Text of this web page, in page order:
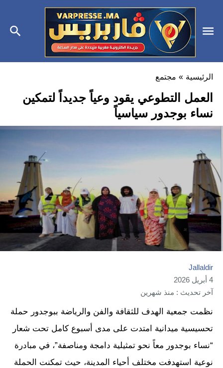
الرئيسية » مجتمع
العمل التطوعي يقود وعياً جديداً لتمكين
نساء بوجدور سياسياً
Jallaldir
4 أبريل 2026
آخر تحديث : منذ شهرين
نظمت جمعية الهدف للثقافة والفن والرياضة ببوجدور حملة
تحسيسية ميدانية امتدت على مدى أسبوع كامل تحت شعار
“نساء بوجدور معاً نحو تمثيلية دامجة ومناصفة”، في مبادرة
نوعية استهدفت مختلف أحياء المدينة، حيث تمكنت الحملة